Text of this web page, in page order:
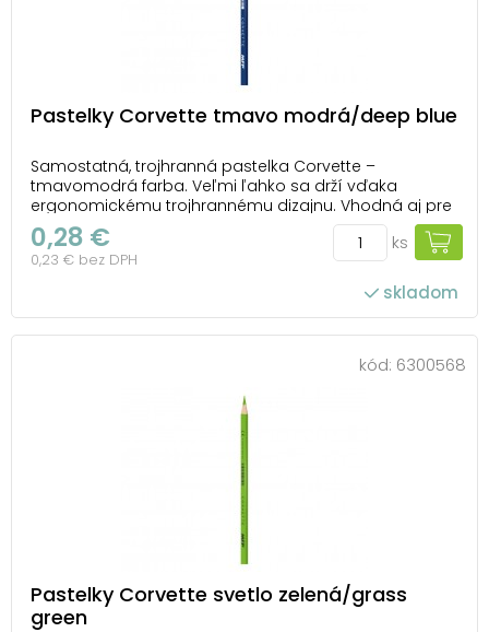
Pastelky Corvette tmavo modrá/deep blue
Samostatná, trojhranná pastelka Corvette –
tmavomodrá farba. Veľmi ľahko sa drží vďaka
ergonomickému trojhrannému dizajnu. Vhodná aj pre
ľavákov. Pastelky sú zdravotne nezávadné, extra
nelámavé s výraznými farbami a jednoduchým
strúhaním. UPOZORNENIE: Nevhodné pre deti do 3
0,28 €
0,23 € bez DPH
ks
skladom
kód: 6300568
Pastelky Corvette svetlo zelená/grass
green